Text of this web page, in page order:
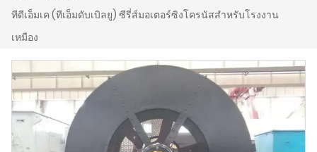
ทีดีเอ็มเค (ทีเอ็มดับเบิลยู) ซีรี่ส์มอเตอร์ซิงโครนัสสำหรับโรงงาน
เหมือง